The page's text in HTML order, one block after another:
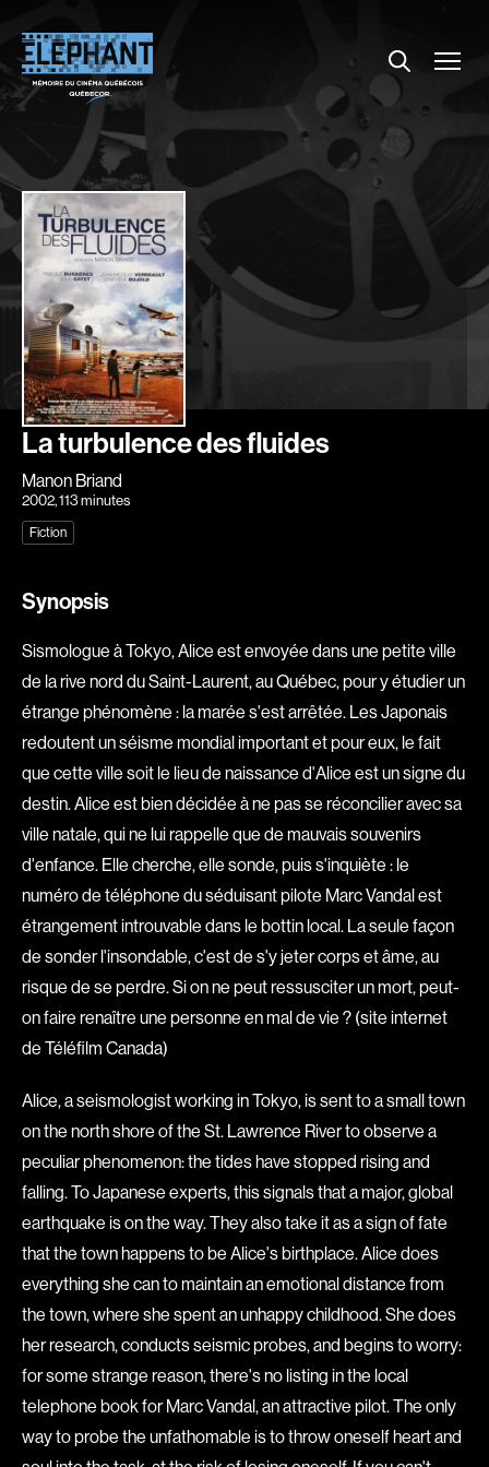
Menu
Explorer le répertoire
Projections
Entrevues
Nouvelles
À propos
Dossiers
Comment louer un film ?
Contact
FAQ
About us
Explorer par
Action
Animation
Aventure
Biographiques
Comédies
Comédies musicales
Documentaires
Drames
Érotiques
Étudiants
Famille
Fantastiques
Fiction
Guerre
Horreur
Musicaux
Policiers
Romantiques
Science-fiction
Sports
Thrillers
Western
Décennies
1960
1970
1980
1990
2000
2010
2020
Réalisateur
(Daniel Grou) Podz
Absa Moussa Sene
Adam Camil
Adam Mark
La turbulence des fluides
Manon Briand
2002, 113 minutes
Fiction
Synopsis
Sismologue à Tokyo, Alice est envoyée dans une petite ville
de la rive nord du Saint-Laurent, au Québec, pour y étudier un
étrange phénomène : la marée s'est arrêtée. Les Japonais
redoutent un séisme mondial important et pour eux, le fait
que cette ville soit le lieu de naissance d'Alice est un signe du
destin. Alice est bien décidée à ne pas se réconcilier avec sa
ville natale, qui ne lui rappelle que de mauvais souvenirs
d'enfance. Elle cherche, elle sonde, puis s'inquiète : le
numéro de téléphone du séduisant pilote Marc Vandal est
étrangement introuvable dans le bottin local. La seule façon
de sonder l'insondable, c'est de s'y jeter corps et âme, au
risque de se perdre. Si on ne peut ressusciter un mort, peut-
on faire renaître une personne en mal de vie ? (site internet
de Téléfilm Canada)
Alice, a seismologist working in Tokyo, is sent to a small town
on the north shore of the St. Lawrence River to observe a
peculiar phenomenon: the tides have stopped rising and
falling. To Japanese experts, this signals that a major, global
earthquake is on the way. They also take it as a sign of fate
that the town happens to be Alice's birthplace. Alice does
everything she can to maintain an emotional distance from
the town, where she spent an unhappy childhood. She does
her research, conducts seismic probes, and begins to worry:
for some strange reason, there's no listing in the local
telephone book for Marc Vandal, an attractive pilot. The only
way to probe the unfathomable is to throw oneself heart and